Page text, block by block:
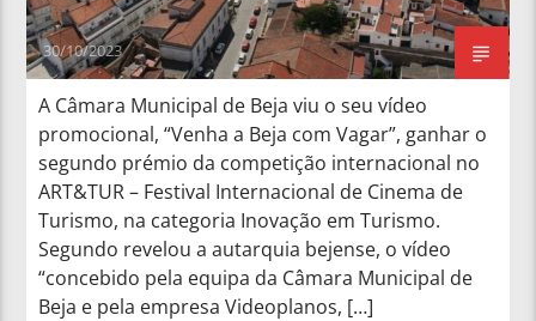
30/10/2023
A Câmara Municipal de Beja viu o seu vídeo
promocional, “Venha a Beja com Vagar”, ganhar o
segundo prémio da competição internacional no
ART&TUR – Festival Internacional de Cinema de
Turismo, na categoria Inovação em Turismo.
Segundo revelou a autarquia bejense, o vídeo
“concebido pela equipa da Câmara Municipal de
Beja e pela empresa Videoplanos, […]